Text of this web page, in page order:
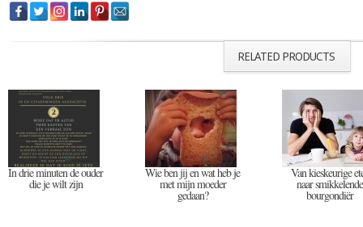
RELATED PRODUCTS
In drie minuten de ouder
die je wilt zijn
Wie ben jij en wat heb je
met mijn moeder
gedaan?
Van kieskeurige
naar smikkelende
bourgondiër